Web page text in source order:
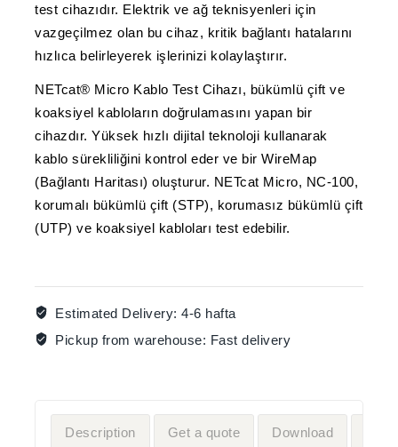
test cihazıdır. Elektrik ve ağ teknisyenleri için
vazgeçilmez olan bu cihaz, kritik bağlantı hatalarını
hızlıca belirleyerek işlerinizi kolaylaştırır.
NETcat® Micro Kablo Test Cihazı, bükümlü çift ve
koaksiyel kabloların doğrulamasını yapan bir
cihazdır. Yüksek hızlı dijital teknoloji kullanarak
kablo sürekliliğini kontrol eder ve bir WireMap
(Bağlantı Haritası) oluşturur. NETcat Micro, NC-100,
korumalı bükümlü çift (STP), korumasız bükümlü çift
(UTP) ve koaksiyel kabloları test edebilir.
Estimated Delivery:4-6 hafta
Pickup from warehouse: Fast delivery
Description Get a quote Download